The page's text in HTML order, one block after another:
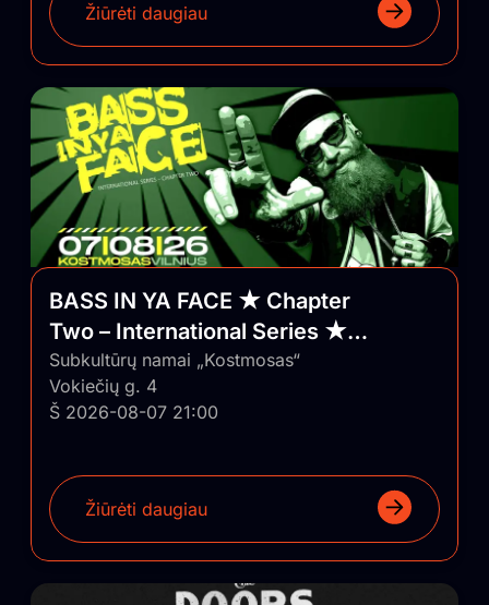
Žiūrėti daugiau
BASS IN YA FACE ★ Chapter
Two – International Series ★
Vilnius/Lithuania
Subkultūrų namai „Kostmosas“
Vokiečių g. 4
Š 2026-08-07 21:00
Žiūrėti daugiau